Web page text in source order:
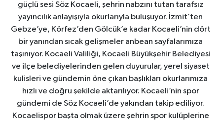
güçlü sesi Söz Kocaeli, şehrin nabzını tutan tarafsız
yayıncılık anlayışıyla okurlarıyla buluşuyor. İzmit’ten
Gebze’ye, Körfez’den Gölcük’e kadar Kocaeli’nin dört
bir yanından sıcak gelişmeler anbean sayfalarımıza
taşınıyor. Kocaeli Valiliği, Kocaeli Büyükşehir Belediyesi
ve ilçe belediyelerinden gelen duyurular, yerel siyaset
kulisleri ve gündemin öne çıkan başlıkları okurlarımıza
hızlı ve doğru şekilde aktarılıyor. Kocaeli’nin spor
gündemi de Söz Kocaeli’de yakından takip ediliyor.
Kocaelispor başta olmak üzere şehrin spor kulüplerine